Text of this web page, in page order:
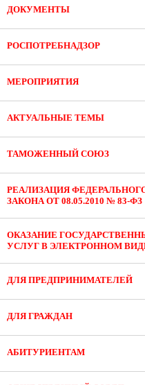
ДОКУМЕНТЫ
РОСПОТРЕБНАДЗОР
МЕРОПРИЯТИЯ
АКТУАЛЬНЫЕ ТЕМЫ
ТАМОЖЕННЫЙ СОЮЗ
РЕАЛИЗАЦИЯ
ЗАКОНА ОТ 08.05.2010 № 83-ФЗ
ОКАЗАНИЕ
УСЛУГ В ЭЛЕКТРОННОМ
ДЛЯ ПРЕДПРИНИМАТЕЛЕЙ
ДЛЯ ГРАЖДАН
АБИТУРИЕНТАМ